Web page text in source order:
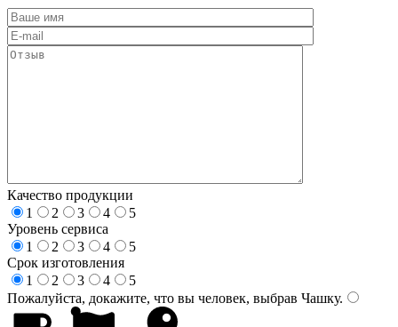
Качество продукции
1
2 3 4
5
Уровень сервиса
1
2 3 4
5
Срок изготовления
1
2 3 4
5
Пожалуйста, докажите, что вы человек, выбрав Чашку.